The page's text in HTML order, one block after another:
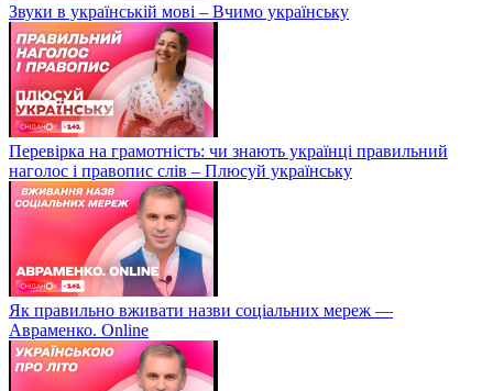
Звуки в українській мові – Вчимо українську
Перевірка на грамотність: чи знають українці правильний
наголос і правопис слів – Плюсуй українську
Як правильно вживати назви соціальних мереж —
Авраменко. Online